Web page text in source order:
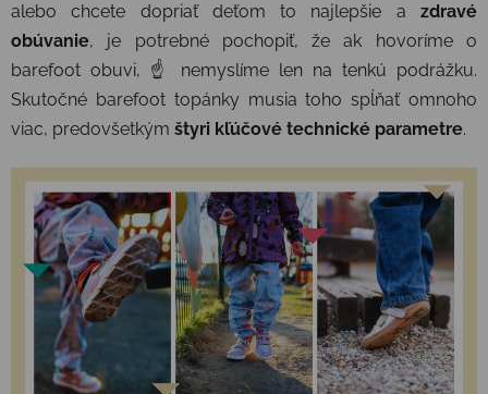
alebo chcete dopriať deťom to najlepšie a zdravé
obúvanie, je potrebné pochopiť, že ak hovoríme o
barefoot obuvi, ☝️ nemyslíme len na tenkú podrážku.
Skutočné barefoot topánky musia toho spĺňať omnoho
viac, predovšetkým štyri kľúčové technické parametre.